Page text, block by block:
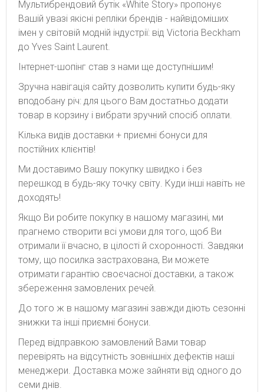
Мультибрендовий бутік «White Story» пропонує
Вашій увазі якісні репліки брендів - найвідоміших
імен у світовій модній індустрії: від Victoria Beckham
до Yves Saint Laurent.
Інтернет-шопінг став з нами ще доступнішим!
Зручна навігація сайту дозволить купити будь-яку
вподобану річ: для цього Вам достатньо додати
товар в корзину і вибрати зручний спосіб оплати.
Кілька видів доставки + приємні бонуси для
постійних клієнтів!
Ми доставимо Вашу покупку швидко і без
перешкод в будь-яку точку світу. Куди інші навіть не
доходять!
Якщо Ви робите покупку в нашому магазині, ми
прагнемо створити всі умови для того, щоб Ви
отримали її вчасно, в цілості й схоронності. Завдяки
тому, що посилка застрахована, Ви можете
отримати гарантію своєчасної доставки, а також
збереження замовлених речей.
До того ж в нашому магазині завжди діють сезонні
знижки та інші приємні бонуси.
Перед відправкою замовлений Вами товар
перевірять на відсутність зовнішніх дефектів наші
менеджери. Доставка може зайняти від одного до
семи днів.